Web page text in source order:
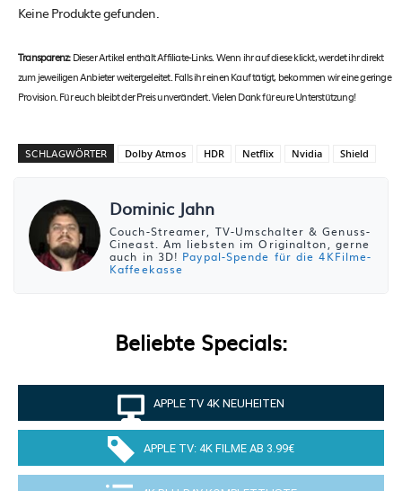
Keine Produkte gefunden.
Transparenz:Dieser Artikel enthält Affiliate-Links. Wenn ihr auf diese klickt, werdet ihr direkt
zum jeweiligen Anbieter weitergeleitet. Falls ihr einen Kauf tätigt, bekommen wir eine geringe
Provision. Für euch bleibt der Preis unverändert. Vielen Dank für eure Unterstützung!
SCHLAGWÖRTER Dolby Atmos HDR Netflix Nvidia Shield
Dominic Jahn
Couch-Streamer, TV-Umschalter & Genuss-
Cineast. Am liebsten im Originalton, gerne
auch in 3D! Paypal-Spende für die 4KFilme-
Kaffeekasse
Beliebte Specials:
APPLE TV 4K NEUHEITEN
APPLE TV: 4K FILME AB 3.99€